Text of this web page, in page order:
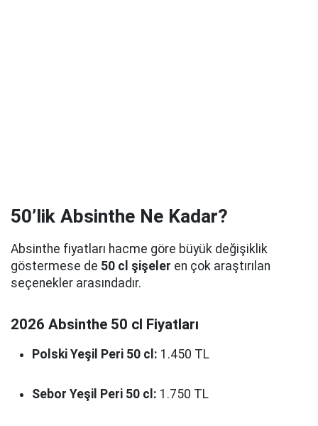
50’lik Absinthe Ne Kadar?
Absinthe fiyatları hacme göre büyük değişiklik
göstermese de 50 cl şişeler en çok araştırılan
seçenekler arasındadır.
2026 Absinthe 50 cl Fiyatları
Polski Yeşil Peri 50 cl: 1.450 TL
Sebor Yeşil Peri 50 cl: 1.750 TL